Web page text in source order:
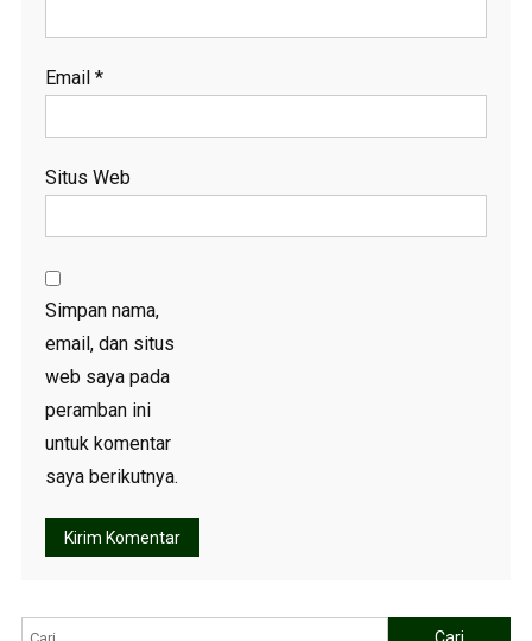
Email *
Situs Web
Simpan nama,
email, dan situs
web saya pada
peramban ini
untuk komentar
saya berikutnya.